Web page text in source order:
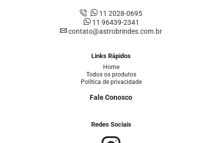
11 2028-0695
11 96439-2341
contato@astrobrindes.com.br
Links Rápidos
Home
Todos os produtos
Política de privacidade
Fale Conosco
Redes Sociais